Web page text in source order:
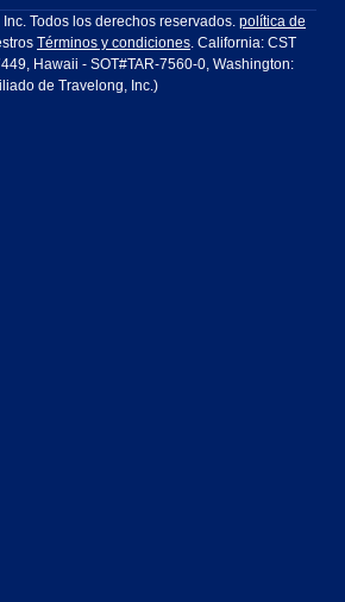
Lufthansa
Turkish Airlines
Honolulu
Las Vegas
Miami
Frankfurt
Lima
Todos los derechos reservados. política de
Términos y condiciones. California: CST
Hawaii - SOT#TAR-7560-0, Washington:
de Travelong, Inc.)